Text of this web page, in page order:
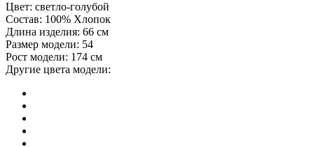
Цвет: светло-голубой
Состав: 100% Хлопок
Длина изделия: 66 см
Размер модели: 54
Рост модели: 174 см
Другие цвета модели: